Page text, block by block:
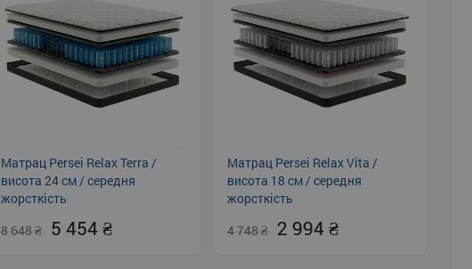
Матрац Persei Relax Terra /
висота 24 см / середня
жорсткість
8 648
5 454
Матрац Persei Relax Vita /
висота 18 см / середня
жорсткість
4 748
2 994